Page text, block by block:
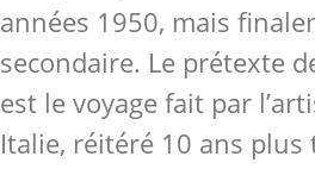
années 1950, mais
secondaire. Le prétexte
est le voyage fait par
Italie, réitéré 10 ans